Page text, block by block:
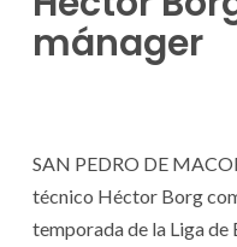
mánager
SAN PEDRO DE
técnico Héctor Borg
temporada de la Liga